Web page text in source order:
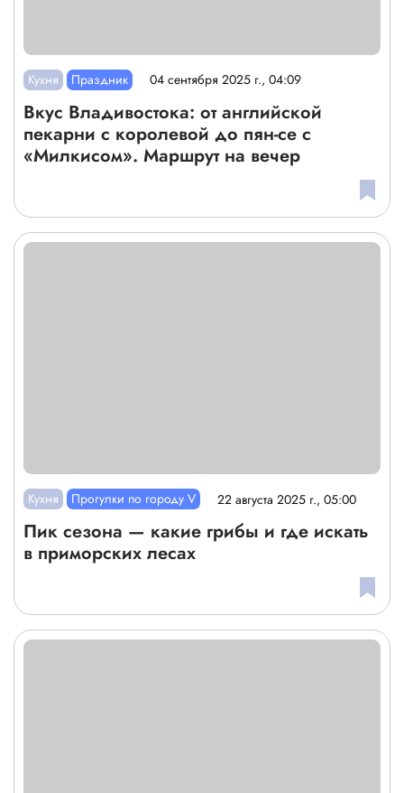
Кухня Праздник 04 сентября 2025 г., 04:09
Вкус Владивостока: от английской
пекарни с королевой до пян-се с
«Милкисом». Маршрут на вечер
Кухня Прогулки по городу V 22 августа 2025 г., 05:00
Пик сезона — какие грибы и где искать
в приморских лесах